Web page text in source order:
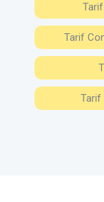
Tarif
Tarif